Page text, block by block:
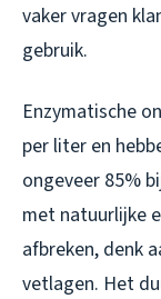
vaker vragen
gebruik.
Enzymatische
per liter en
ongeveer 85%
met natuurlijke
afbreken, denk
vetlagen. Het